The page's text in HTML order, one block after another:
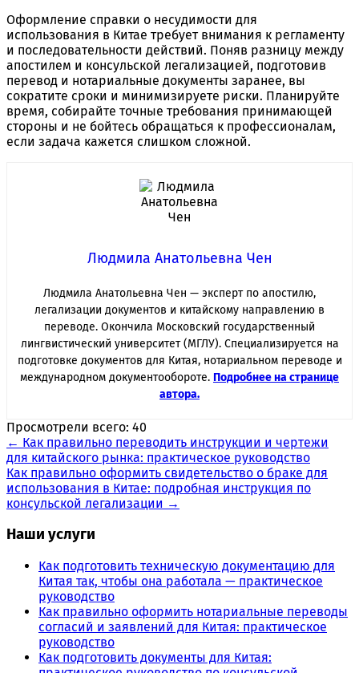
Оформление справки о несудимости для
использования в Китае требует внимания к регламенту
и последовательности действий. Поняв разницу между
апостилем и консульской легализацией, подготовив
перевод и нотариальные документы заранее, вы
сократите сроки и минимизируете риски. Планируйте
время, собирайте точные требования принимающей
стороны и не бойтесь обращаться к профессионалам,
если задача кажется слишком сложной.
Людмила Анатольевна Чен
Людмила Анатольевна Чен — эксперт по апостилю,
легализации документов и китайскому направлению в
переводе. Окончила Московский государственный
лингвистический университет (МГЛУ). Специализируется на
подготовке документов для Китая, нотариальном переводе и
международном документообороте. Подробнее на странице
автора.
Просмотрели всего: 40
Навигация
по
записям
← Как правильно переводить инструкции и чертежи
для китайского рынка: практическое руководство
Как правильно оформить свидетельство о браке для
использования в Китае: подробная инструкция по
консульской легализации →
Наши услуги
Как подготовить техническую документацию для
Китая так, чтобы она работала — практическое
руководство
Как правильно оформить нотариальные переводы
согласий и заявлений для Китая: практическое
руководство
Как подготовить документы для Китая: